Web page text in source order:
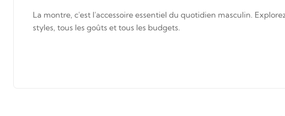
La montre, c'est l'accessoire essentiel du quotidien masculin.
styles, tous les goûts et tous les budgets.